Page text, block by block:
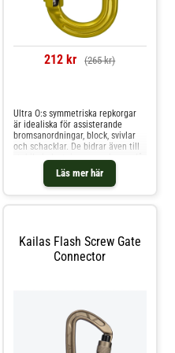
212 kr (265 kr)
Läs mer här
Ultra O:s symmetriska repkorgar
är idealiska för assisterande
bromsanordningar, block, svivlar
och schacklar. De bidrar även till
stabila belastningsegenskaper, då
fästen kan självcentreras under
belastning med minimal rörelse
från karbinen.
Kailas Flash Screw Gate
Connector